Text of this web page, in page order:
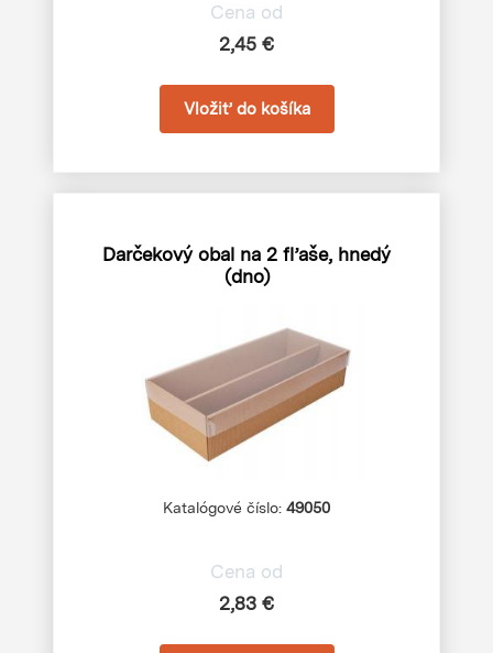
Cena od
2,45 €
Darčekový obal na 2 fľaše, hnedý
(dno)
Katalógové číslo: 49050
Cena od
2,83 €